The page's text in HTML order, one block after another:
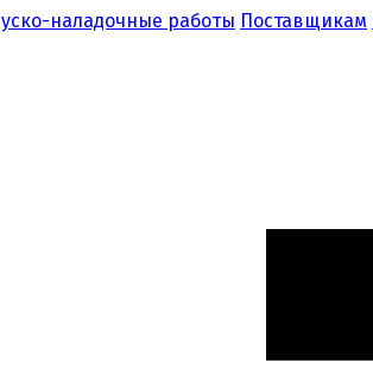
наладочные работы Поставщикам